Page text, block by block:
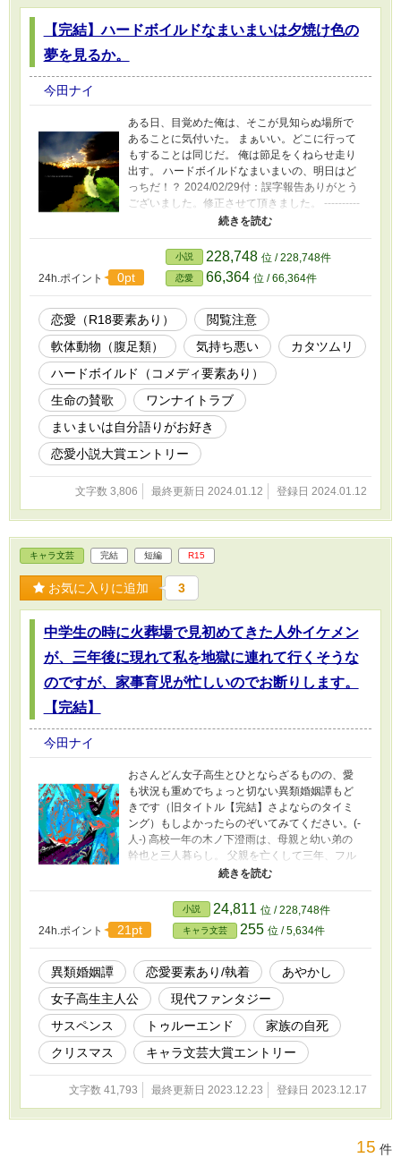
小説家になろうにも掲載しています。
【完結】ハードボイルドなまいまいは夕焼け色の
夢を見るか。
今田ナイ
ある日、目覚めた俺は、そこが見知らぬ場所で
あることに気付いた。 まぁいい。どこに行って
もすることは同じだ。 俺は節足をくねらせ走り
出す。 ハードボイルドなまいまいの、明日はど
っちだ！？ 2024/02/29付：誤字報告ありがとう
ございました。修正させて頂きました。 ----------
---------- ※扉絵はこどもが作ってくれました。(-
れる昨今の流行りとは異なる展開であることを
先にお詫び申し上げます。(-人-) ※ヌメヌメ・ド
ロドロしているのが苦手な方はどう考えても読
まない方が良いです。 ※ファンタジーなのか恋
愛なのか、ひょっとしてすこし・ふしぎ？ い
っそ大衆娯楽！？ カテゴリー設定が悩ましい
です。 ※マイルドにしたのでR18部分は正直し
ょぼいと思います。真ん中より少し後ろぐらい
にR18描写がありますので、苦手な方はご注意
下さい。 ※こんなですが毎年恋愛小説大賞にエ
ントリーする予定です。 ※こんなですがカタツ
ムリの生態に関してはかなり厳密に調べて記述
しております（何 -------------------- 旧題『まいま
い・はーどぼいるど』12枚（4800字）
2004/12 PNイマダ名義 ※某小説投稿サイトに
投稿した作品をのちに改稿したものです。 -------
----------- 本作品は生成AI不使用です。 本作品は
小説家になろうにも掲載しています。
24h.ポイント 0pt
小説 228,748 位 / 228,748件
恋愛 66,364 位 / 66,364件
恋愛（R18要素あり）
閲覧注意
軟体動物（腹足類）
気持ち悪い
カタツムリ
ハードボイルド（コメディ要素あり）
生命の賛歌
ワンナイトラブ
まいまいは自分語りがお好き
恋愛小説大賞エントリー
文字数 3,806 最終更新日 2024.01.12 登録日 2024.01.12
キャラ文芸 完結 短編 R15
お気に入りに追加 3
中学生の時に火葬場で見初めてきた人外イケメン
が、三年後に現れて私を地獄に連れて行くそうな
のですが、家事育児が忙しいのでお断りします。
【完結】
今田ナイ
おさんどん女子高生とひとならざるものの、愛
も状況も重めでちょっと切ない異類婚姻譚もど
きです（旧タイトル【完結】さよならのタイミ
ング）もしよかったらのぞいてみてください。(-
人-) 高校一年の木ノ下澄雨は、母親と幼い弟の
幹也と三人暮らし。 父親を亡くして三年、フル
タイムで働く母親を支え、家事育児の一切を担
い逞しく生きていた。 それなのに、年も押し迫
った十二月も初めのこと。 澄雨の元に、かつて
父親の葬儀に来たという見知らぬ若い男が姿を
現す。 目にも鮮やかな深緋色（こきあけいろ）
のスーツを身に纏ったその男は、縦に光る不思
議な虹彩の挑戦的な眼差しで澄雨を眺めやる。
「あの時の、溢れんばかりだった怒りや悲しみ
は、まだ君の中に残っているかい？」 男はひと
ならざるもので、かつて交わした約束通り澄雨
を迎えにきたという。 おとぎ話だ、いまさらだ
と澄雨は拒絶する。 父親を亡くしたばかりの心
細げな女子中学生ならいざ知らず、今となって
は押しも押されもせぬ、家事育児に忙しい立派
なんおさんどん女子高生と化していた。 けれ
24h.ポイント 21pt
小説 24,811 位 / 228,748件
キャラ文芸 255 位 / 5,634件
異類婚姻譚 恋愛要素あり/執着
あやかし
女子高生主人公
現代ファンタジー
サスペンス
トゥルーエンド
家族の自死
クリスマス
キャラ文芸大賞エントリー
文字数 41,793 最終更新日 2023.12.23 登録日 2023.12.17
15 件